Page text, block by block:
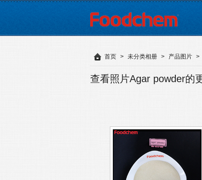
首页 > 未分类相册 > 产品图片 >
查看照片Agar powder的